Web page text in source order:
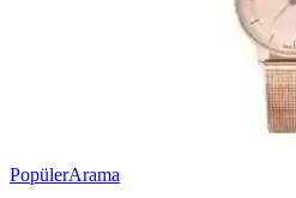
PopülerArama